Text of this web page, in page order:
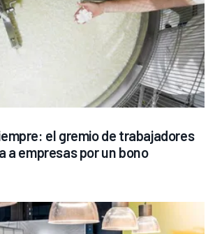
el gremio de trabajadores
a empresas por un bono